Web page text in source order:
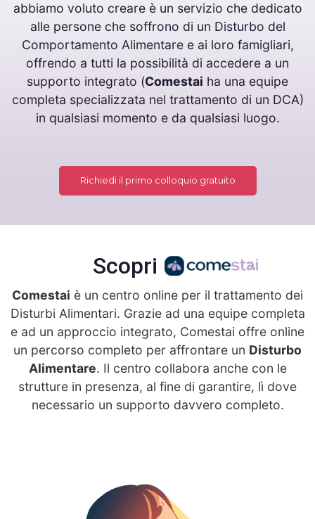
abbiamo voluto creare è un servizio che dedicato
alle persone che soffrono di un Disturbo del
Comportamento Alimentare e ai loro famigliari,
offrendo a tutti la possibilità di accedere a un
supporto integrato (Comestai ha una equipe
completa specializzata nel trattamento di un DCA)
in qualsiasi momento e da qualsiasi luogo.
Richiedi il primo colloquio gratuito
Scopri
Comestai è un centro online per il trattamento dei
Disturbi Alimentari. Grazie ad una equipe completa
e ad un approccio integrato, Comestai offre online
un percorso completo per affrontare un Disturbo
Alimentare. Il centro collabora anche con le
strutture in presenza, al fine di garantire, lì dove
necessario un supporto davvero completo.